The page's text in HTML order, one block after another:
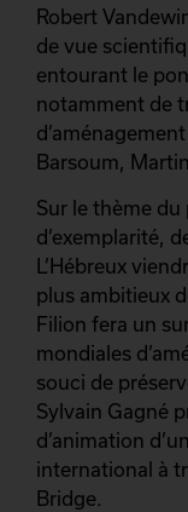
Robert
de vue
entourant le
notamment de
Barsoum,
Sur le thème
d’exemplarité,
L’Hébreux
plus ambitieux
Filion fera un
mondiales
souci de
Sylvain Gagné
d’animation
international à
Bridge.